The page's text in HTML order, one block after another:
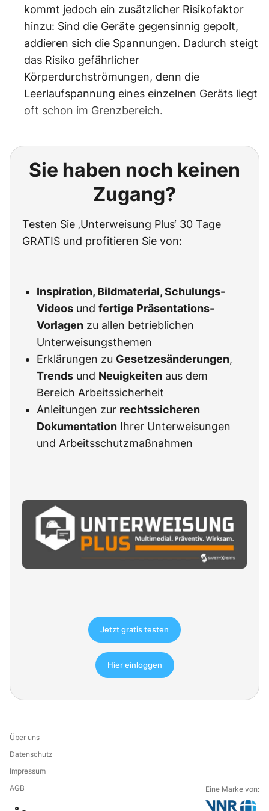
kommt jedoch ein zusätzlicher Risikofaktor
hinzu: Sind die Geräte gegensinnig gepolt,
addieren sich die Spannungen. Dadurch steigt
das Risiko gefährlicher
Körperdurchströmungen, denn die
Leerlaufspannung eines einzelnen Geräts liegt
oft schon im Grenzbereich.
Sie haben noch keinen
Zugang?
Testen Sie ‚Unterweisung Plus‘ 30 Tage
GRATIS und profitieren Sie von:
Inspiration, Bildmaterial, Schulungs-
Videos und fertige Präsentations-
Vorlagen zu allen betrieblichen
Unterweisungsthemen
Erklärungen zu Gesetzesänderungen,
Trends und Neuigkeiten aus dem
Bereich Arbeitssicherheit
Anleitungen zur rechtssicheren
Dokumentation Ihrer Unterweisungen
und Arbeitsschutzmaßnahmen
Jetzt gratis testen
Hier einloggen
Über uns
Datenschutz
Impressum
AGB
Eine Marke von: